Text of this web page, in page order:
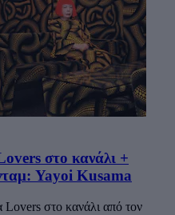
στο κανάλι +
Yayoi Kusama
στο κανάλι από τον